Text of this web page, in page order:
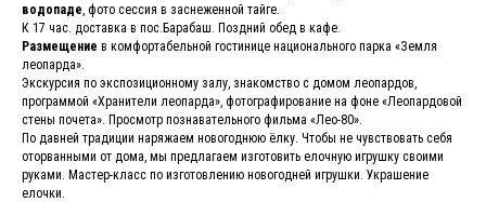
водопаде , фото сессия в заснеженной тайге.
К 17 час. доставка в пос.Барабаш. Поздний обед в кафе.
Размещение в комфортабельной гостинице национального парка «Земля
леопарда».
Экскурсия по экспозиционному залу, знакомство с домом леопардов,
программой «Хранители леопарда», фотографирование на фоне «Леопардовой
стены почета». Просмотр познавательного фильма «Лео-80».
По давней традиции наряжаем новогоднюю ёлку. Чтобы не чувствовать себя
оторванными от дома, мы предлагаем изготовить елочную игрушку своими
руками. Мастер-класс по изготовлению новогодней игрушки. Украшение
елочки.